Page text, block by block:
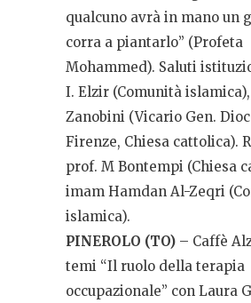
qualcuno avrà in mano un
corra a piantarlo” (Profeta
Mohammed). Saluti
I. Elzir (Comunità
Zanobini (Vicario Gen.
Firenze, Chiesa cattolica).
prof. M Bontempi (Chiesa
imam Hamdan Al-Zeqri
islamica).
PINEROLO (TO) – Caffè
temi “Il ruolo della terapia
occupazionale” con Laura